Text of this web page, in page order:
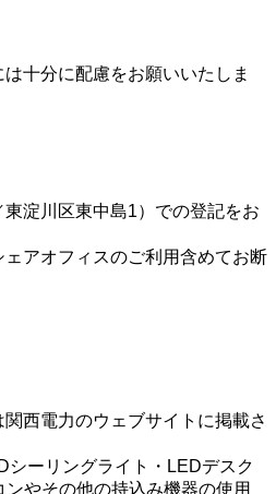
十分に配慮をお願いいたしま
淀川区東中島1）での登記をお
アオフィスのご利用含めてお断
西電力のウェブサイトに掲載さ
シーリングライト・LEDデスク
やその他の持込み機器の使用